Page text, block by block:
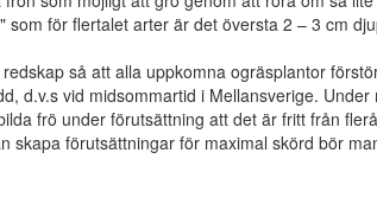
som för flertalet arter är det översta 2 – 3 cm
så att alla uppkomna ogräsplantor
d.v.s vid midsommartid i Mellansverige.
frö under förutsättning att det är fritt från
skapa förutsättningar för maximal skörd bör